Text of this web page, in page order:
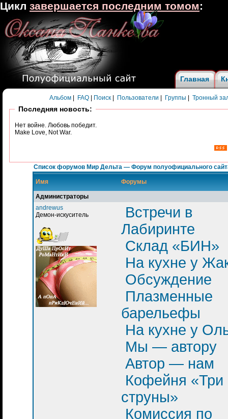
Главная
Альбом FAQ Поиск Пользователи Группы Тронный
Последняя новость:
Нет войне. Любовь победит.
Make Love, Not War.
Список форумов Мир Дельта — Форум полуофициального
Имя Форумы
Администраторы
andrewus
Демон-искуситель
Встречи в
Лабиринте
Склад «БИН»
На кухне у
Обсуждение
Плазменные
барельефы
На кухне у
Мы — автору
Автор — нам
Кофейня «Три
струны»
Комиссия по
Цикл завершается последним томом: